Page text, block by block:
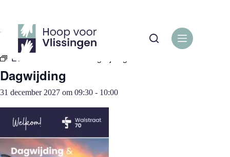
inhoud
« Alle Evenementen
Evenementenreeks:
Dagwijding
31 december 2027 om 09:30 - 10:00